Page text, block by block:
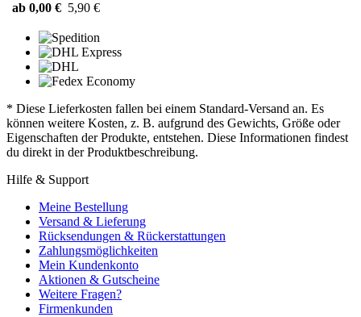
ab 0,00 € 5,90 €
* Diese Lieferkosten fallen bei einem Standard-Versand an. Es
können weitere Kosten, z. B. aufgrund des Gewichts, Größe oder
Eigenschaften der Produkte, entstehen. Diese Informationen findest
du direkt in der Produktbeschreibung.
Hilfe & Support
Meine Bestellung
Versand & Lieferung
Rücksendungen & Rückerstattungen
Zahlungsmöglichkeiten
Mein Kundenkonto
Aktionen & Gutscheine
Weitere Fragen?
Firmenkunden